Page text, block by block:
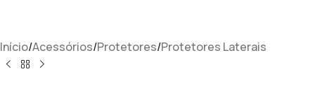
Início/Acessórios/Protetores/Protetores Laterais